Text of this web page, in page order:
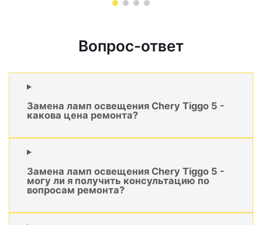
Вопрос-ответ
Замена ламп освещения Chery Tiggo 5 -
какова цена ремонта?
Замена ламп освещения Chery Tiggo 5 -
могу ли я получить консультацию по
вопросам ремонта?